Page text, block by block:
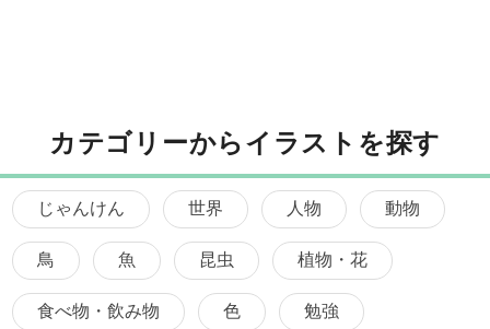
カテゴリーからイラストを探す
じゃんけん 世界 人物 動物
鳥 魚 昆虫 植物・花
食べ物・飲み物 色 勉強